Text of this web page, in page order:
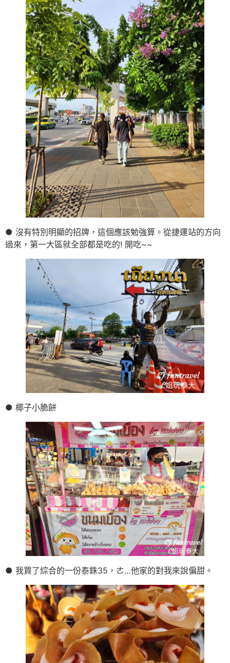
● 沒有特別明顯的招牌，這個應該勉強算。從捷運站的方向
過來，第一大區就全部都是吃的! 開吃~~
● 椰子小脆餅
● 我買了綜合的一份泰銖35，ㄜ…他家的對我來說偏甜。